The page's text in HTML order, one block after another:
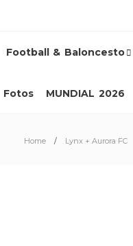
Football & Baloncesto
Fotos MUNDIAL 2026
Home Lynx + Aurora FC